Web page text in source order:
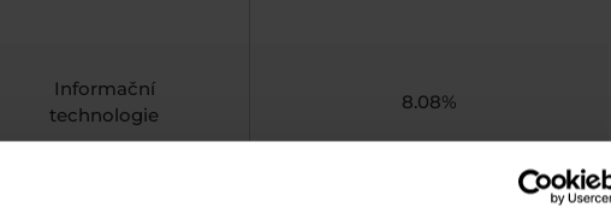
Informační
technologie
8.08%